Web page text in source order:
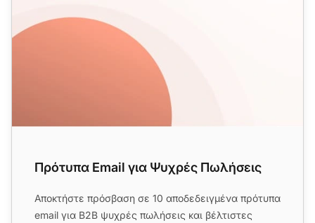
Πρότυπα Email για Ψυχρές Πωλήσεις
Αποκτήστε πρόσβαση σε 10 αποδεδειγμένα πρότυπα
email για B2B ψυχρές πωλήσεις και βέλτιστες